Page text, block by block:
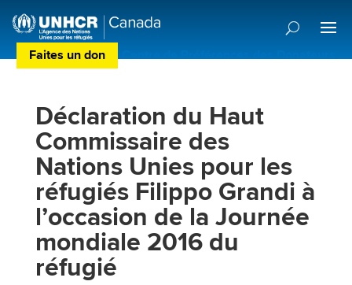
Faites un don Centre de Préférences des Donateurs
Déclaration du Haut
Commissaire des
Nations Unies pour les
réfugiés Filippo Grandi à
l’occasion de la Journée
mondiale 2016 du
réfugié